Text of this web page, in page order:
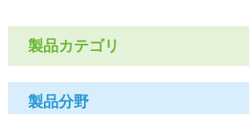
製品カテゴリ
製品分野